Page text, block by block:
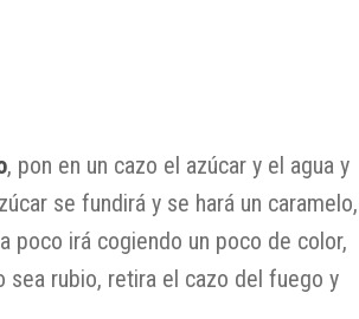
, pon en un cazo el azúcar y el agua y
se fundirá y se hará un caramelo,
poco irá cogiendo un poco de color,
sea rubio, retira el cazo del fuego y